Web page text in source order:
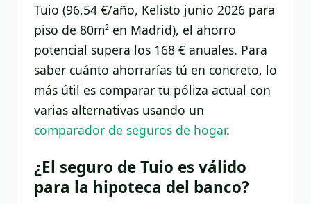
Tuio (96,54 €/año, Kelisto junio 2026 para
piso de 80m² en Madrid), el ahorro
potencial supera los 168 € anuales. Para
saber cuánto ahorrarías tú en concreto, lo
más útil es comparar tu póliza actual con
varias alternativas usando un
comparador de seguros de hogar.
¿El seguro de Tuio es válido
para la hipoteca del banco?